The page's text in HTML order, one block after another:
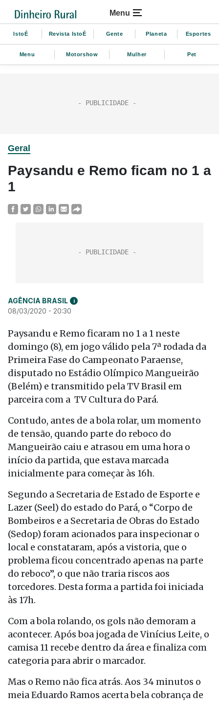
Menu
IstoÉ Revista IstoÉ Gente Planeta Esportes
Menu Motorshow Mulher Pet
Geral
Paysandu e Remo ficam no 1 a
1
AGÊNCIA BRASIL i
08/03/2020 - 20:30
Paysandu e Remo ficaram no 1 a 1 neste
domingo (8), em jogo válido pela 7ª rodada da
Primeira Fase do Campeonato Paraense,
disputado no Estádio Olímpico Mangueirão
(Belém) e transmitido pela TV Brasil em
parceira com a TV Cultura do Pará.
Contudo, antes de a bola rolar, um momento
de tensão, quando parte do reboco do
Mangueirão caiu e atrasou em uma hora o
início da partida, que estava marcada
inicialmente para começar às 16h.
Segundo a Secretaria de Estado de Esporte e
Lazer (Seel) do estado do Pará, o “Corpo de
Bombeiros e a Secretaria de Obras do Estado
(Sedop) foram acionados para inspecionar o
local e constataram, após a vistoria, que o
problema ficou concentrado apenas na parte
do reboco”, o que não traria riscos aos
torcedores. Desta forma a partida foi iniciada
às 17h.
Com a bola rolando, os gols não demoram a
acontecer. Após boa jogada de Vinícius Leite, o
camisa 11 recebe dentro da área e finaliza com
categoria para abrir o marcador.
Mas o Remo não fica atrás. Aos 34 minutos o
meia Eduardo Ramos acerta bela cobrança de